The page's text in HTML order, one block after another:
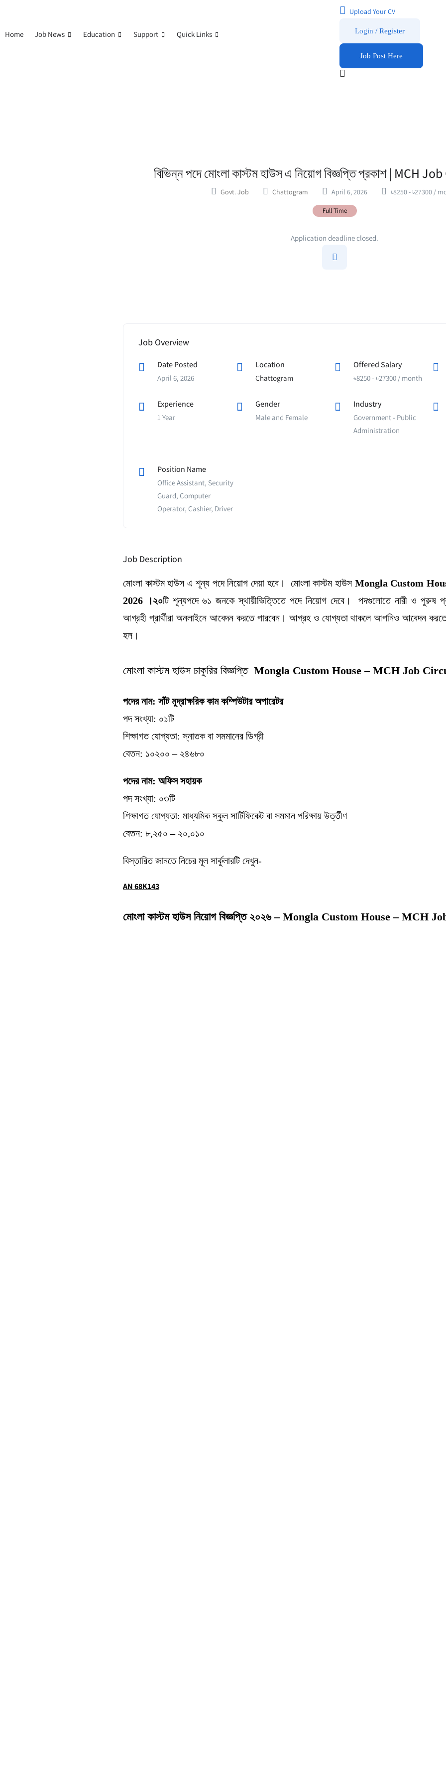
Home Job News Education Support Quick Links
Upload Your CV
Login / Register
Job Post Here
বিভিন্ন পদে মোংলা কাস্টম হাউস এ নিয়োগ বিজ্ঞপ্তি প্রকাশ | MCH
Govt. Job Chattogram April 6, 2026 ৳8250-৳27300 /
Full Time
Application deadline closed.
Job Overview
Date Posted
April 6, 2026
Location
Chattogram
Offered Salary
৳8250- ৳27300 / month
Experience
1 Year
Gender
Male and Female
Industry
Government - Public
Administration
Position Name
Office Assistant, Security
Guard, Computer
Operator, Cashier, Driver
Job Description
মোংলা কাস্টম হাউস এ শূন্য পদে নিয়োগ দেয়া হবে। মোংলা কাস্টম হাউস Mongla Custom
2026 ।২০টি শূন্যপদে ৬১ জনকে স্থায়ীভিত্তিতে পদে নিয়োগ দেবে। পদগুলোতে নারী ও পুরুষ
আগ্রহী প্রার্থীরা অনলাইনে আবেদন করতে পারবেন। আগ্রহ ও যোগ্যতা থাকলে আপনিও আবেদন করতে
হল।
মোংলা কাস্টম হাউস চাকুরির বিজ্ঞপ্তি Mongla Custom House – MCH Job
পদের নাম: সাঁট মুদ্রাক্ষরিক কাম কম্পিউটার অপারেটর
পদ সংখ্যা: ০১টি
শিক্ষাগত যোগ্যতা: স্নাতক বা সমমানের ডিগ্রী
বেতন: ১০২০০ – ২৪৬৮০
পদের নাম: অফিস সহায়ক
পদ সংখ্যা: ০৩টি
শিক্ষাগত যোগ্যতা: মাধ্যমিক স্কুল সার্টিফিকেট বা সমমান পরিক্ষায় উর্ত্তীণ
বেতন: ৮,২৫০ – ২০,০১০
বিস্তারিত জানতে নিচের মূল সার্কুলারটি দেখুন-
AN 68K143
মোংলা কাস্টম হাউস নিয়োগ বিজ্ঞপ্তি ২০২৬ – Mongla Custom House – MCH